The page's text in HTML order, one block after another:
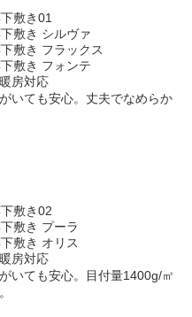
房対応
いても安心。丈夫でなめらか
房対応
いても安心。目付量1400g/㎡